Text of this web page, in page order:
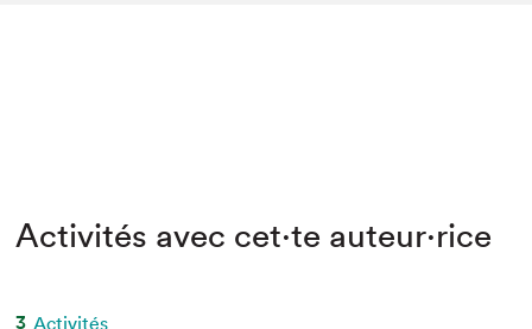
Activités avec cet·te auteur·rice
3 Activités